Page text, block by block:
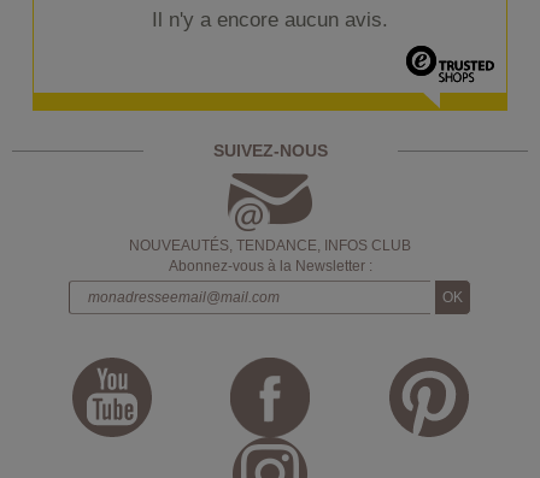
Il n'y a encore aucun avis.
SUIVEZ-NOUS
NOUVEAUTÉS, TENDANCE, INFOS CLUB
Abonnez-vous à la Newsletter :